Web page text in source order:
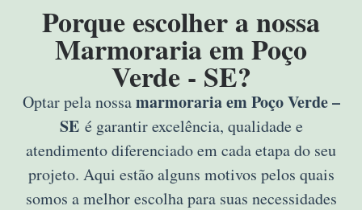
Porque escolher a nossa
Marmoraria em Poço
Verde - SE?
Optar pela nossamarmoraria em Poço Verde –
SEé garantir excelência, qualidade e
atendimento diferenciado em cada etapa do seu
projeto. Aqui estão alguns motivos pelos quais
somos a melhor escolha para suas necessidades